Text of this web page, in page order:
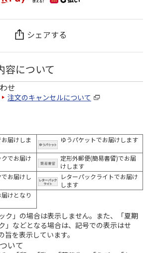
シェアする
容について
せ
注文のキャンセルについて
届けしま
ゆうパケットでお届けします
でお届け
定形外郵便(簡易書留)でお届
けします
お届けし
レターパックライトでお届け
します
けとなり
ク」の場合は表示しません。また、「夏期
」などとなる場合は、記号での表示はせ
を表示しています。
いて